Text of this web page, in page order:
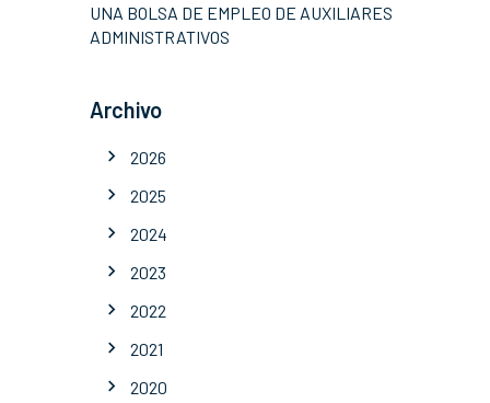
UNA BOLSA DE EMPLEO DE AUXILIARES
ADMINISTRATIVOS
Archivo
2026
2025
2024
2023
2022
2021
2020